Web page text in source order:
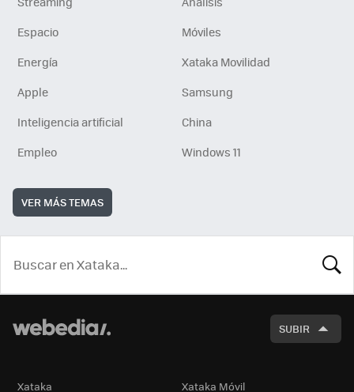
Espacio
Móviles
Energía
Xataka Movilidad
Apple
Samsung
Inteligencia artificial
China
Empleo
Windows 11
VER MÁS TEMAS
SUBIR
Xataka Xataka Móvil